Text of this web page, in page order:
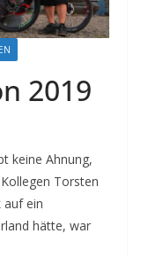
2019
keine Ahnung,
Torsten
auf ein
hätte, war